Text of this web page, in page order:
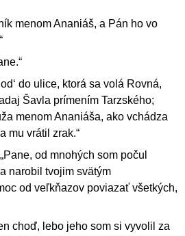
menom Ananiáš, a Pán ho vo
do ulice, ktorá sa volá Rovná,
Šavla prímením Tarzského;
menom Ananiáša, ako vchádza
mu vrátil zrak.“
od mnohých som počul
narobil tvojim svätým
od veľkňazov poviazať všetkých,
choď, lebo jeho som si vyvolil za